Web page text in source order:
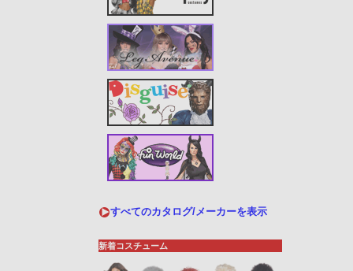
すべてのカタログ/メーカーを表示
新着コスチューム